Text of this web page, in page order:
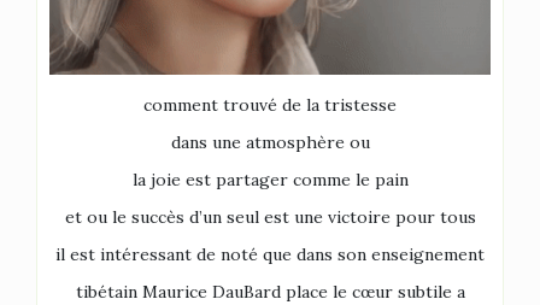
comment trouvé de la tristesse
dans une atmosphère ou
la joie est partager comme le pain
et ou le succès d’un seul est une victoire pour tous
il est intéressant de noté que dans son enseignement
tibétain Maurice DauBard place le cœur subtile a